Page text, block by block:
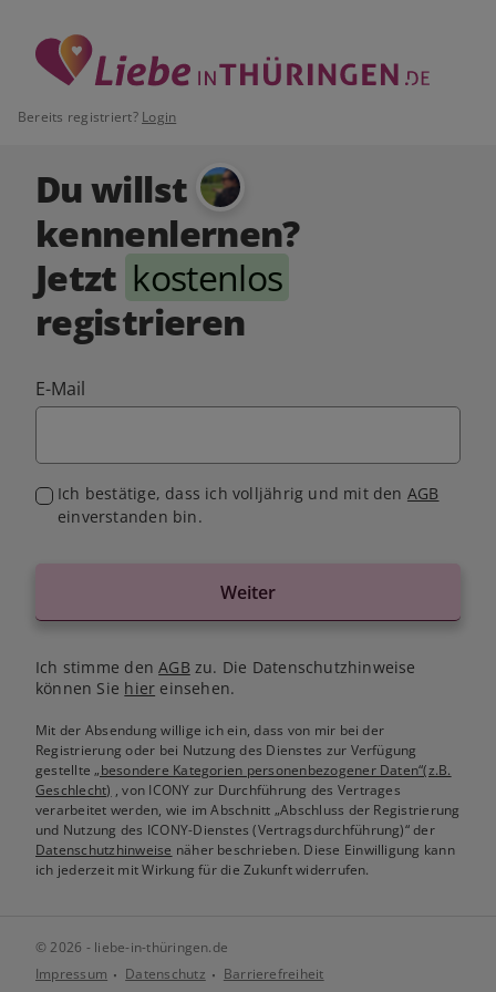
Bereits registriert? Login
Du willst
kennenlernen?
Jetzt kostenlos
registrieren
E-Mail
Ich bestätige, dass ich volljährig und mit den AGB
einverstanden bin.
Weiter
Ich stimme denAGB zu. Die Datenschutzhinweise
können Sie hier einsehen.
Mit der Absendung willige ich ein, dass von mir bei der
Registrierung oder bei Nutzung des Dienstes zur Verfügung
gestellte„besondere Kategorien personenbezogener Daten“(z.B.
Geschlecht) , von ICONY zur Durchführung des Vertrages
verarbeitet werden, wie im Abschnitt „Abschluss der Registrierung
und Nutzung des ICONY-Dienstes (Vertragsdurchführung)“ der
Datenschutzhinweise näher beschrieben. Diese Einwilligung kann
ich jederzeit mit Wirkung für die Zukunft widerrufen.
© 2026 - liebe-in-thüringen.de
Impressum
Datenschutz Barrierefreiheit